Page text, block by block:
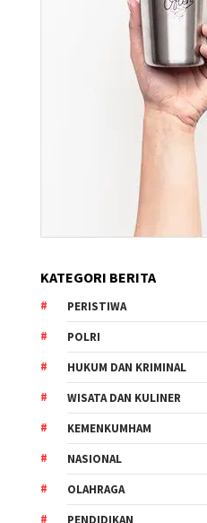
KATEGORI BERITA
PERISTIWA
POLRI
HUKUM DAN KRIMINAL
WISATA DAN KULINER
KEMENKUMHAM
NASIONAL
OLAHRAGA
PENDIDIKAN